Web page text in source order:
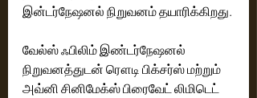
இன்டர்நேஷனல் நிறுவனம் தயாரிக்கிறது.
வேல்ஸ் ஃபிலிம் இண்டர்நேஷனல்
நிறுவனத்துடன் ரௌடி பிக்சர்ஸ் மற்றும்
அவ்னி சினிமேக்ஸ் பிரைவேட் லிமிடெட்